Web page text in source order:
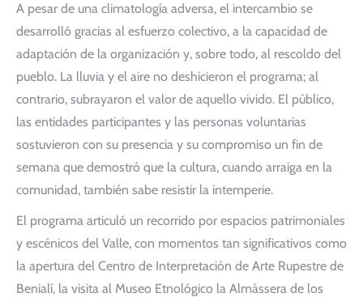
A pesar de una climatología adversa, el intercambio se
desarrolló gracias al esfuerzo colectivo, a la capacidad de
adaptación de la organización y, sobre todo, al rescoldo del
pueblo. La lluvia y el aire no deshicieron el programa; al
contrario, subrayaron el valor de aquello vivido. El público,
las entidades participantes y las personas voluntarias
sostuvieron con su presencia y su compromiso un fin de
semana que demostró que la cultura, cuando arraiga en la
comunidad, también sabe resistir la intemperie.
El programa articuló un recorrido por espacios patrimoniales
y escénicos del Valle, con momentos tan significativos como
la apertura del Centro de Interpretación de Arte Rupestre de
Benialí, la visita al Museo Etnológico la Almàssera de los